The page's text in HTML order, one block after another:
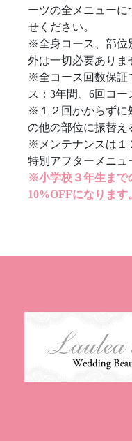
ーツの全メニュー
せください。
※全身コース、部位
外は一切必要ありま
※全コース回数保
ス：3年間、6回コー
※１２回かからずに
の他の部位に振替え
※メンテナンスは１
特別アフターメニュ
※小学校３年生まで
10%OFFになります